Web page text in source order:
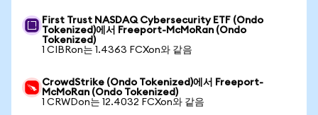
First Trust NASDAQ Cybersecurity ETF (Ondo
Tokenized)에서 Freeport-McMoRan (Ondo
Tokenized)
1 CIBRon는 1.4363 FCXon와 같음
CrowdStrike (Ondo Tokenized)에서 Freeport-
McMoRan (Ondo Tokenized)
1 CRWDon는 12.4032 FCXon와 같음